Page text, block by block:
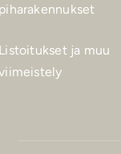
ja muu